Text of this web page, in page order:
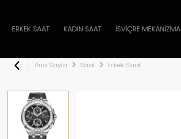
ERKEK SAAT KADIN SAAT İSVIÇRE MEKANIZMA
Ana Sayfa Saat Erkek Saat